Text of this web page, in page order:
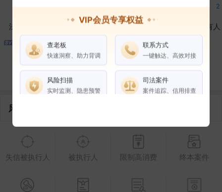
3
法定代表人
2
对外投资
3
在外任职
2
作为受益所有人
1
控制企业
4
风险信息
失信被执行人 被执行人 限制高消费 终本案件
VIP会员专享权益
查老板
快速洞察、助力背调
联系方式
一键触达、高效对接
风险扫描
实时监测、隐患预警
司法案件
案件追踪、信用排查
权益说明 VIP会员 SVIP会员
企业全部电话